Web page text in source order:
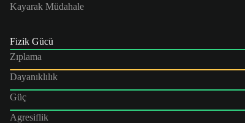
Kayarak Müdahale
Fizik Gücü
Zıplama
Dayanıklılık
Güç
Agresiflik